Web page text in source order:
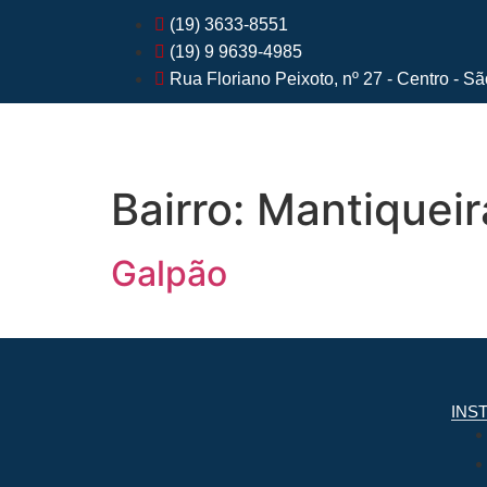
(19) 3633-8551
(19) 9 9639-4985
Rua Floriano Peixoto, nº 27 - Centro -
Bairro:
Galpão